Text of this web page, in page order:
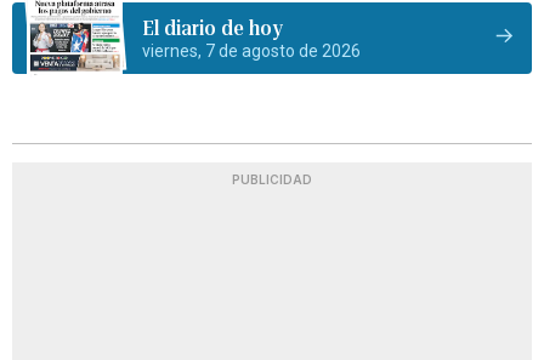
El diario de hoy
viernes, 7 de agosto de 2026
PUBLICIDAD